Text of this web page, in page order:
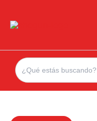
Search
for: